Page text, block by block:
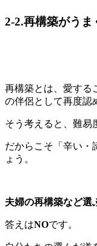
2-2.再構築がうま
再構築とは、愛する
の伴侶として再度認
そう考えると、難易
だからこそ「辛い・
ょう。
夫婦の再構築など選
答えはNOです。